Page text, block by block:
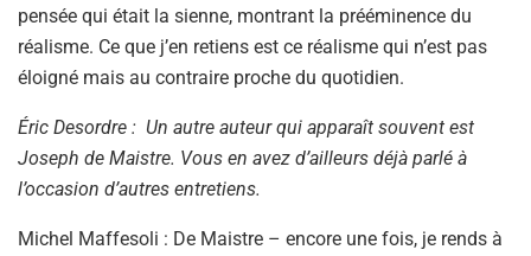
pensée qui était la sienne, montrant la prééminence du
réalisme. Ce que j’en retiens est ce réalisme qui n’est pas
éloigné mais au contraire proche du quotidien.
Éric Desordre : Un autre auteur qui apparaît souvent est
Joseph de Maistre. Vous en avez d’ailleurs déjà parlé à
l’occasion d’autres entretiens.
Michel Maffesoli : De Maistre – encore une fois, je rends à